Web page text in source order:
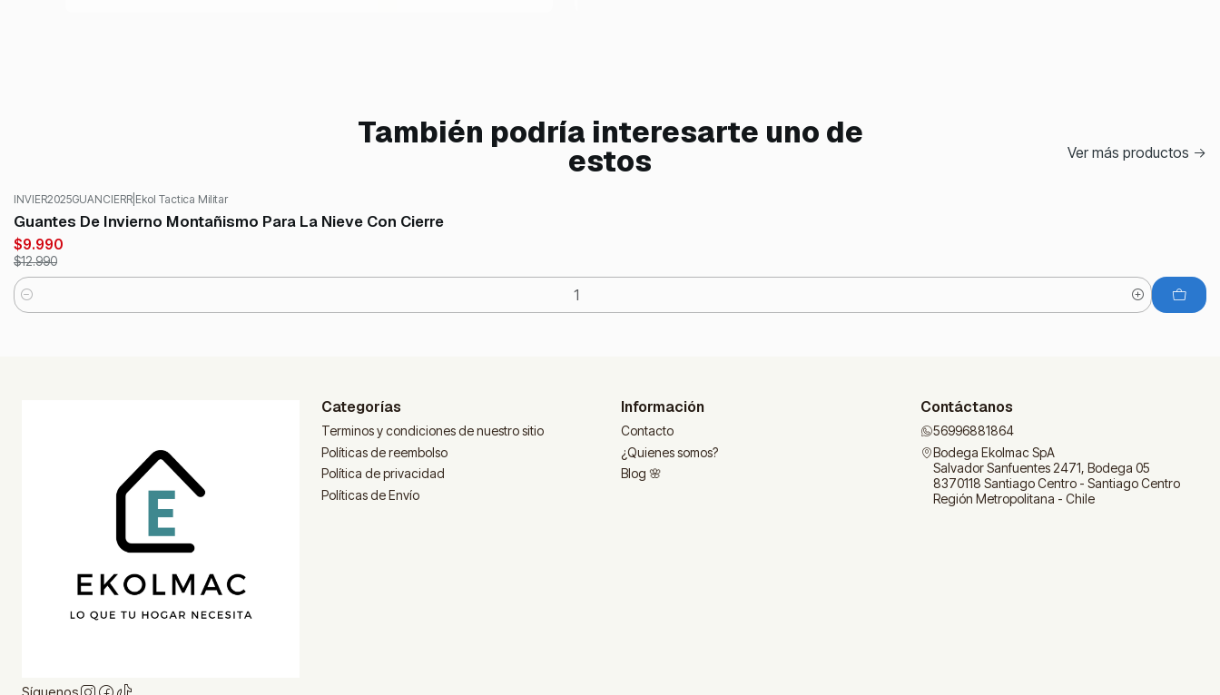
También podría interesarte uno de
estos Ver más productos
INVIER2025GUANCIERR Ekol Tactica Militar
Guantes De Invierno Montañismo Para La Nieve Con Cierre
$9.990
$12.990
Cantidad
Categorías
Terminos y condiciones de nuestro sitio
Políticas de reembolso
Política de privacidad
Políticas de Envío
Información
Contacto
¿Quienes somos?
Blog 🌸
Contáctanos
56996881864
Bodega Ekolmac SpA
Salvador Sanfuentes 2471, Bodega 05
8370118 Santiago Centro - Santiago Centro
Región Metropolitana - Chile